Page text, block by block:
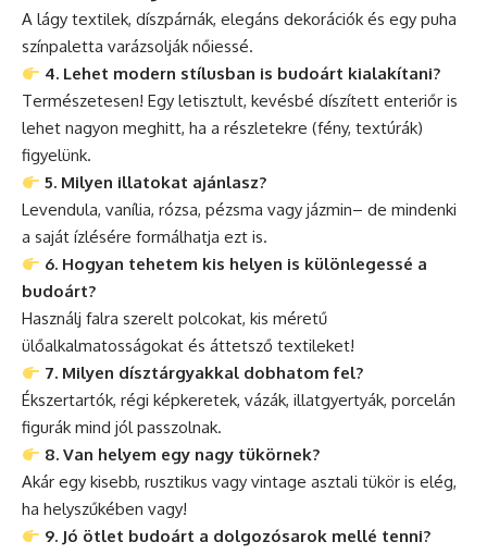
A lágy textilek, díszpárnák, elegáns dekorációk és egy puha
színpaletta varázsolják nőiessé.
4. Lehet modern stílusban is budoárt kialakítani?
Természetesen! Egy letisztult, kevésbé díszített enteriőr is
lehet nagyon meghitt, ha a részletekre (fény, textúrák)
figyelünk.
5. Milyen illatokat ajánlasz?
Levendula, vanília, rózsa, pézsma vagy jázmin– de mindenki
a saját ízlésére formálhatja ezt is.
6. Hogyan tehetem kis helyen is különlegessé a
budoárt?
Használj falra szerelt polcokat, kis méretű
ülőalkalmatosságokat és áttetsző textileket!
7. Milyen dísztárgyakkal dobhatom fel?
Ékszertartók, régi képkeretek, vázák, illatgyertyák, porcelán
figurák mind jól passzolnak.
8. Van helyem egy nagy tükörnek?
Akár egy kisebb, rusztikus vagy vintage asztali tükör is elég,
ha helyszűkében vagy!
9. Jó ötlet budoárt a dolgozósarok mellé tenni?